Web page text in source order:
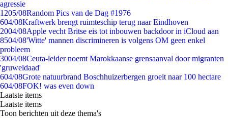
agressie
1205/08Random Pics van de Dag #1976
604/08Kraftwerk brengt ruimteschip terug naar Eindhoven
2004/08Apple vecht Britse eis tot inbouwen backdoor in iCloud aan
8504/08'Witte' mannen discrimineren is volgens OM geen enkel
probleem
3004/08Ceuta-leider noemt Marokkaanse grensaanval door migranten
'gruweldaad'
604/08Grote natuurbrand Boschhuizerbergen groeit naar 100 hectare
604/08FOK! was even down
Laatste items
Laatste items
Toon berichten uit deze thema's